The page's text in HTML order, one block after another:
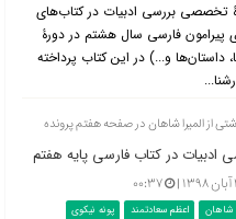
تخصصی بررسی ادبیات در کتاب‌‌های
فارسی سال هشتم در دورۀ
داستان‌ها و...) در این کتاب پرداخته
از المیرا شاهان در صفحه هفتم پرونده
ادبیات در کتاب فارسی پایه هفتم
| ۰۰:۳۷
شاهان اعظم سعادتمند
پونه نیکوی